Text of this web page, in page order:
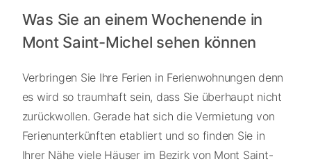
Was Sie an einem Wochenende in
Mont Saint-Michel sehen können
Verbringen Sie Ihre Ferien in Ferienwohnungen denn
es wird so traumhaft sein, dass Sie überhaupt nicht
zurückwollen. Gerade hat sich die Vermietung von
Ferienunterkünften etabliert und so finden Sie in
Ihrer Nähe viele Häuser im Bezirk von Mont Saint-